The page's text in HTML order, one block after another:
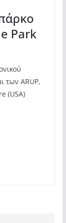
Park
των ARUP,
(USA)